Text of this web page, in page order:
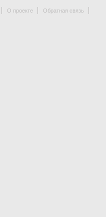
О проекте Обратная связь